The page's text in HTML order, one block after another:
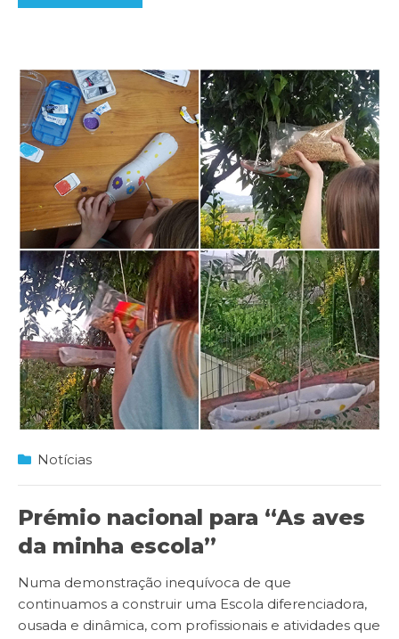
Notícias
Prémio nacional para “As aves
da minha escola”
Numa demonstração inequívoca de que
continuamos a construir uma Escola diferenciadora,
ousada e dinâmica, com profissionais e atividades que